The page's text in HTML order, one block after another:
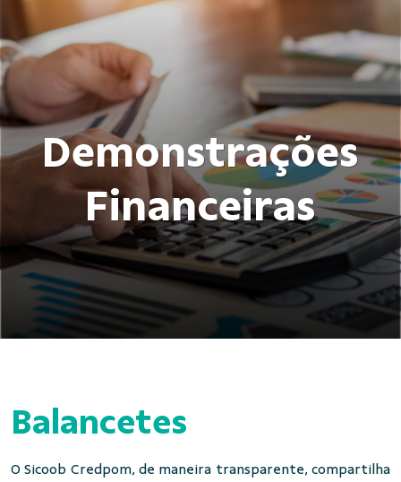
Demonstrações
Financeiras
Balancetes
O Sicoob Credpom, de maneira transparente, compartilha